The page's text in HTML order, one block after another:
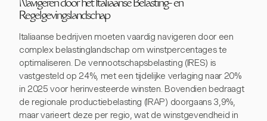
Navigeren door het Italiaanse Belasting- en
Regelgevingslandschap
Italiaanse bedrijven moeten vaardig navigeren door een
complex belastinglandschap om winstpercentages te
optimaliseren. De vennootschapsbelasting (IRES) is
vastgesteld op 24%, met een tijdelijke verlaging naar 20%
in 2025 voor herinvesteerde winsten. Bovendien bedraagt
de regionale productiebelasting (IRAP) doorgaans 3,9%,
maar varieert deze per regio, wat de winstgevendheid in